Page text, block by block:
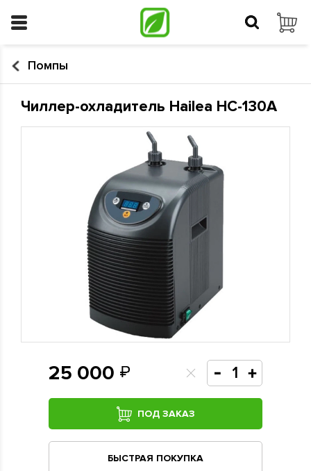
Помпы
Чиллер-охладитель Hailea HC-130A
25 000
ПОД ЗАКАЗ
БЫСТРАЯ ПОКУПКА